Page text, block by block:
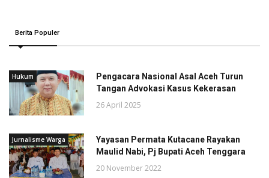
Berita Populer
Hukum
Pengacara Nasional Asal Aceh Turun
Tangan Advokasi Kasus Kekerasan
26 April 2025
Jurnalisme Warga
Yayasan Permata Kutacane Rayakan
Maulid Nabi, Pj Bupati Aceh Tenggara
20 November 2022